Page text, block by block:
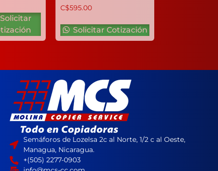
Cotización
Solicitar Cotización
Semáforos de Lozelsa 2c al Norte, 1/2 c al Oeste,
Managua, Nicaragua.
+(505) 2277-0903